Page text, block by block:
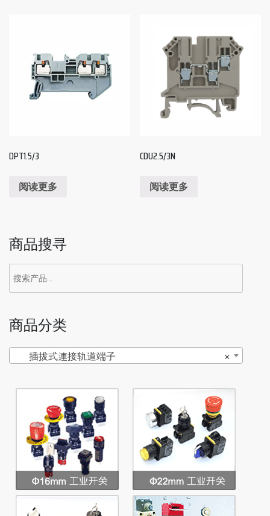
DPT1.5/3
阅读更多
CDU2.5/3N
阅读更多
商品搜寻
商品分类
×
插拔式連接轨道端子